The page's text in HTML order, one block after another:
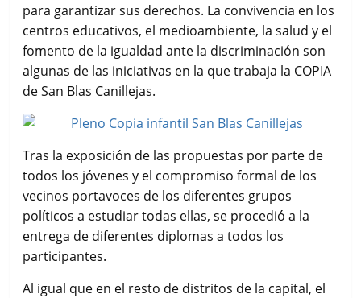
para garantizar sus derechos. La convivencia en los
centros educativos, el medioambiente, la salud y el
fomento de la igualdad ante la discriminación son
algunas de las iniciativas en la que trabaja la COPIA
de San Blas Canillejas.
Tras la exposición de las propuestas por parte de
todos los jóvenes y el compromiso formal de los
vecinos portavoces de los diferentes grupos
políticos a estudiar todas ellas, se procedió a la
entrega de diferentes diplomas a todos los
participantes.
Al igual que en el resto de distritos de la capital, el